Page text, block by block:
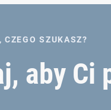
SZUKASZ?
aby Ci